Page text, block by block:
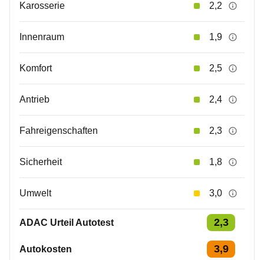
Karosserie 2,2
Innenraum 1,9
Komfort 2,5
Antrieb 2,4
Fahreigenschaften 2,3
Sicherheit 1,8
Umwelt 3,0
ADAC Urteil Autotest 2,3
Autokosten 3,9